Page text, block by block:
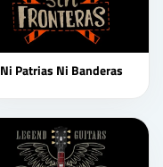
Ni Patrias Ni Banderas